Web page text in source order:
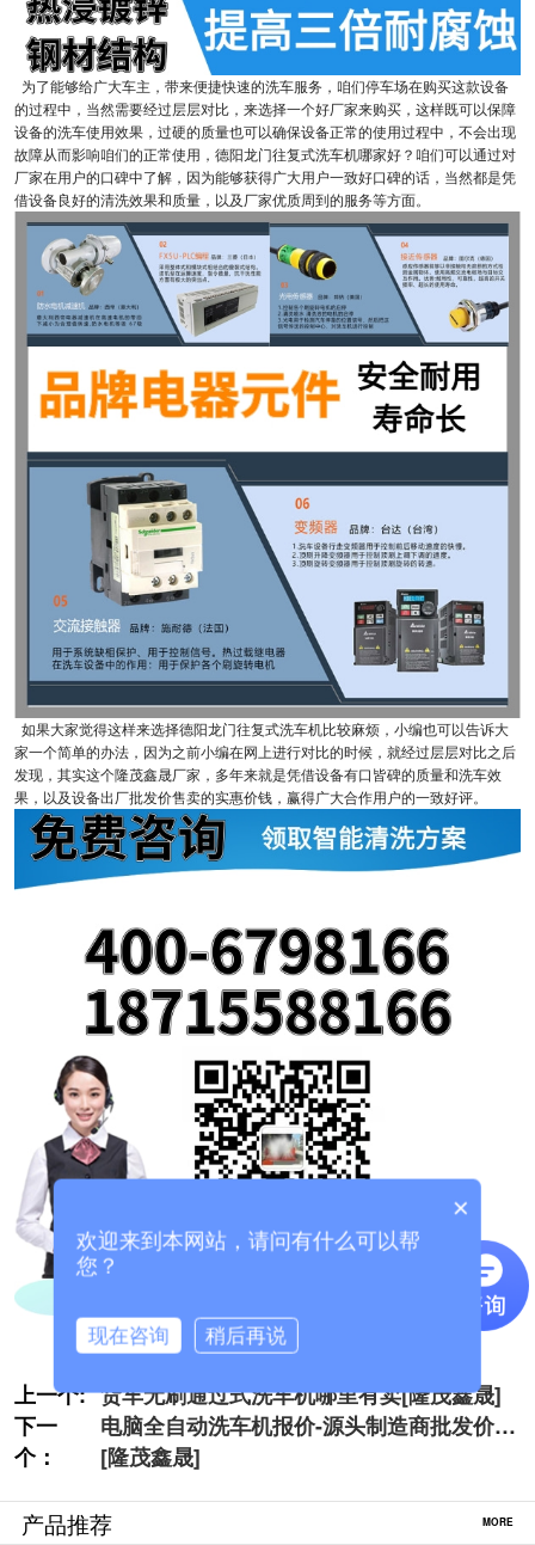
为了能够给广大车主，带来便捷快速的洗车服务，咱们停车场在购买这款设备
的过程中，当然需要经过层层对比，来选择一个好厂家来购买，这样既可以保障
设备的洗车使用效果，过硬的质量也可以确保设备正常的使用过程中，不会出现
故障从而影响咱们的正常使用，德阳龙门往复式洗车机哪家好？咱们可以通过对
厂家在用户的口碑中了解，因为能够获得广大用户一致好口碑的话，当然都是凭
借设备良好的清洗效果和质量，以及厂家优质周到的服务等方面。
如果大家觉得这样来选择德阳龙门往复式洗车机比较麻烦，小编也可以告诉大
家一个简单的办法，因为之前小编在网上进行对比的时候，就经过层层对比之后
发现，其实这个隆茂鑫晟厂家，多年来就是凭借设备有口皆碑的质量和洗车效
果，以及设备出厂批发价售卖的实惠价钱，赢得广大合作用户的一致好评。
上一个: 货车无刷通过式洗车机哪里有卖[隆茂鑫晟]
下一
个：
电脑全自动洗车机报价-源头制造商批发价
[隆茂鑫晟]
产品推荐 MORE
×
欢迎来到本网站，请问有什么可以帮
您？
现在咨询 稍后再说